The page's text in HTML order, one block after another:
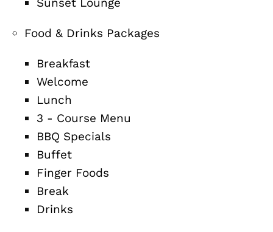
Food & Drinks Packages
Breakfast
Welcome
Lunch
3 - Course Menu
BBQ Specials
Buffet
Finger Foods
Break
Drinks